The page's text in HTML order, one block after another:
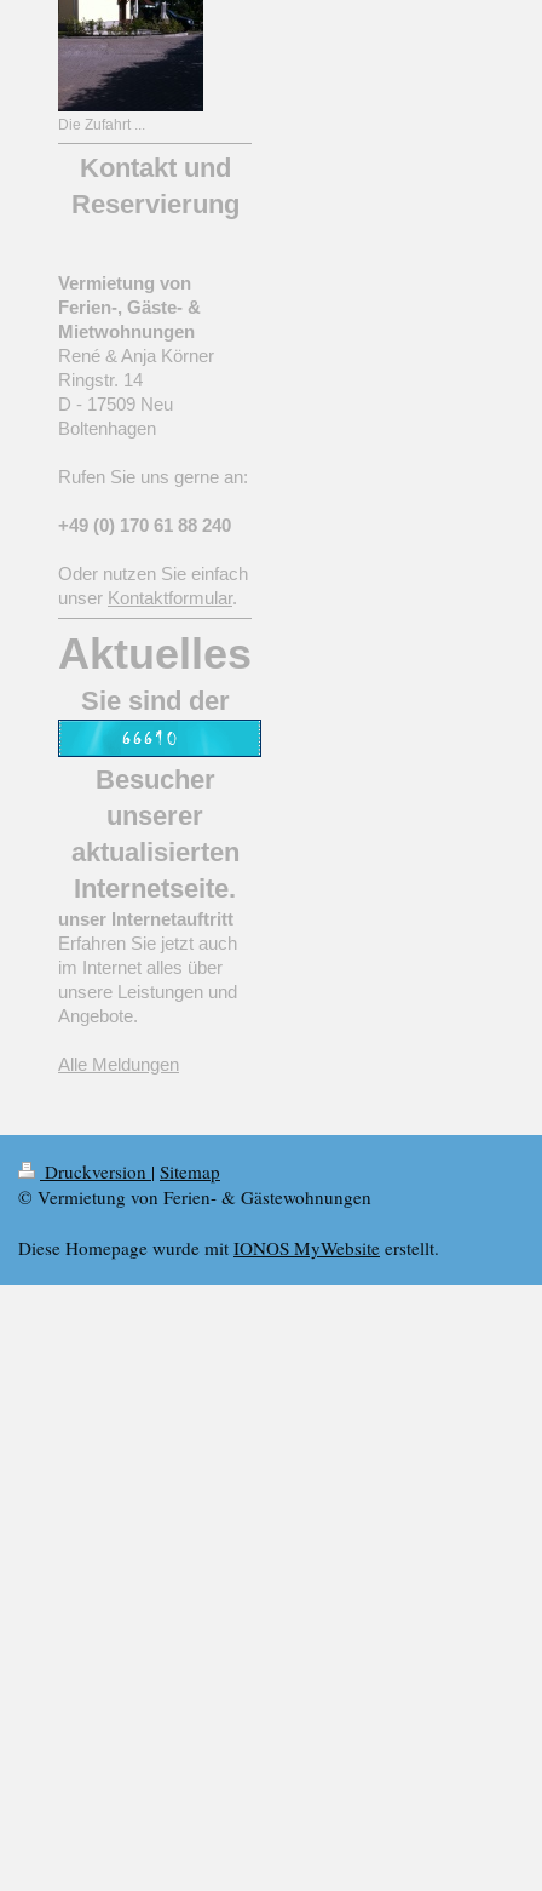
Die Zufahrt ...
Kontakt und
Reservierung
Vermietung von
Ferien-, Gäste- &
Mietwohnungen
René & Anja Körner
Ringstr. 14
D - 17509 Neu
Boltenhagen
Rufen Sie uns gerne an:
+49 (0) 170 61 88 240
Oder nutzen Sie einfach
unser Kontaktformular.
Aktuelles
Sie sind der
Besucher
unserer
aktualisierten
Internetseite.
unser Internetauftritt
Erfahren Sie jetzt auch
im Internet alles über
unsere Leistungen und
Angebote.
Alle Meldungen
Druckversion | Sitemap
© Vermietung von Ferien- & Gästewohnungen
Diese Homepage wurde mit IONOS MyWebsite erstellt.